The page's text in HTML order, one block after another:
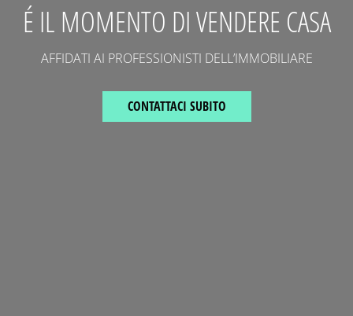
É IL MOMENTO DI VENDERE CASA
AFFIDATI AI PROFESSIONISTI DELL’IMMOBILIARE
CONTATTACI SUBITO